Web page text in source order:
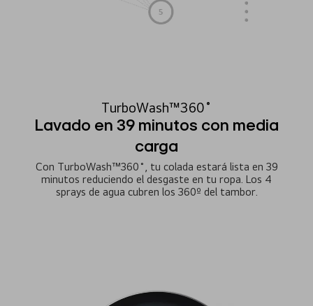
TurboWash™360˚
Lavado en 39 minutos con media
carga
Con TurboWash™360˚, tu colada estará lista en 39
minutos reduciendo el desgaste en tu ropa. Los 4
sprays de agua cubren los 360º del tambor.